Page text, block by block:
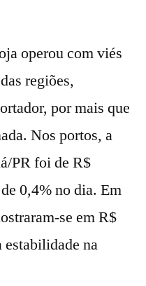
operou com viés
regiões,
por mais que
Nos portos, a
PR foi de R$
0,4% no dia. Em
se em R$
na